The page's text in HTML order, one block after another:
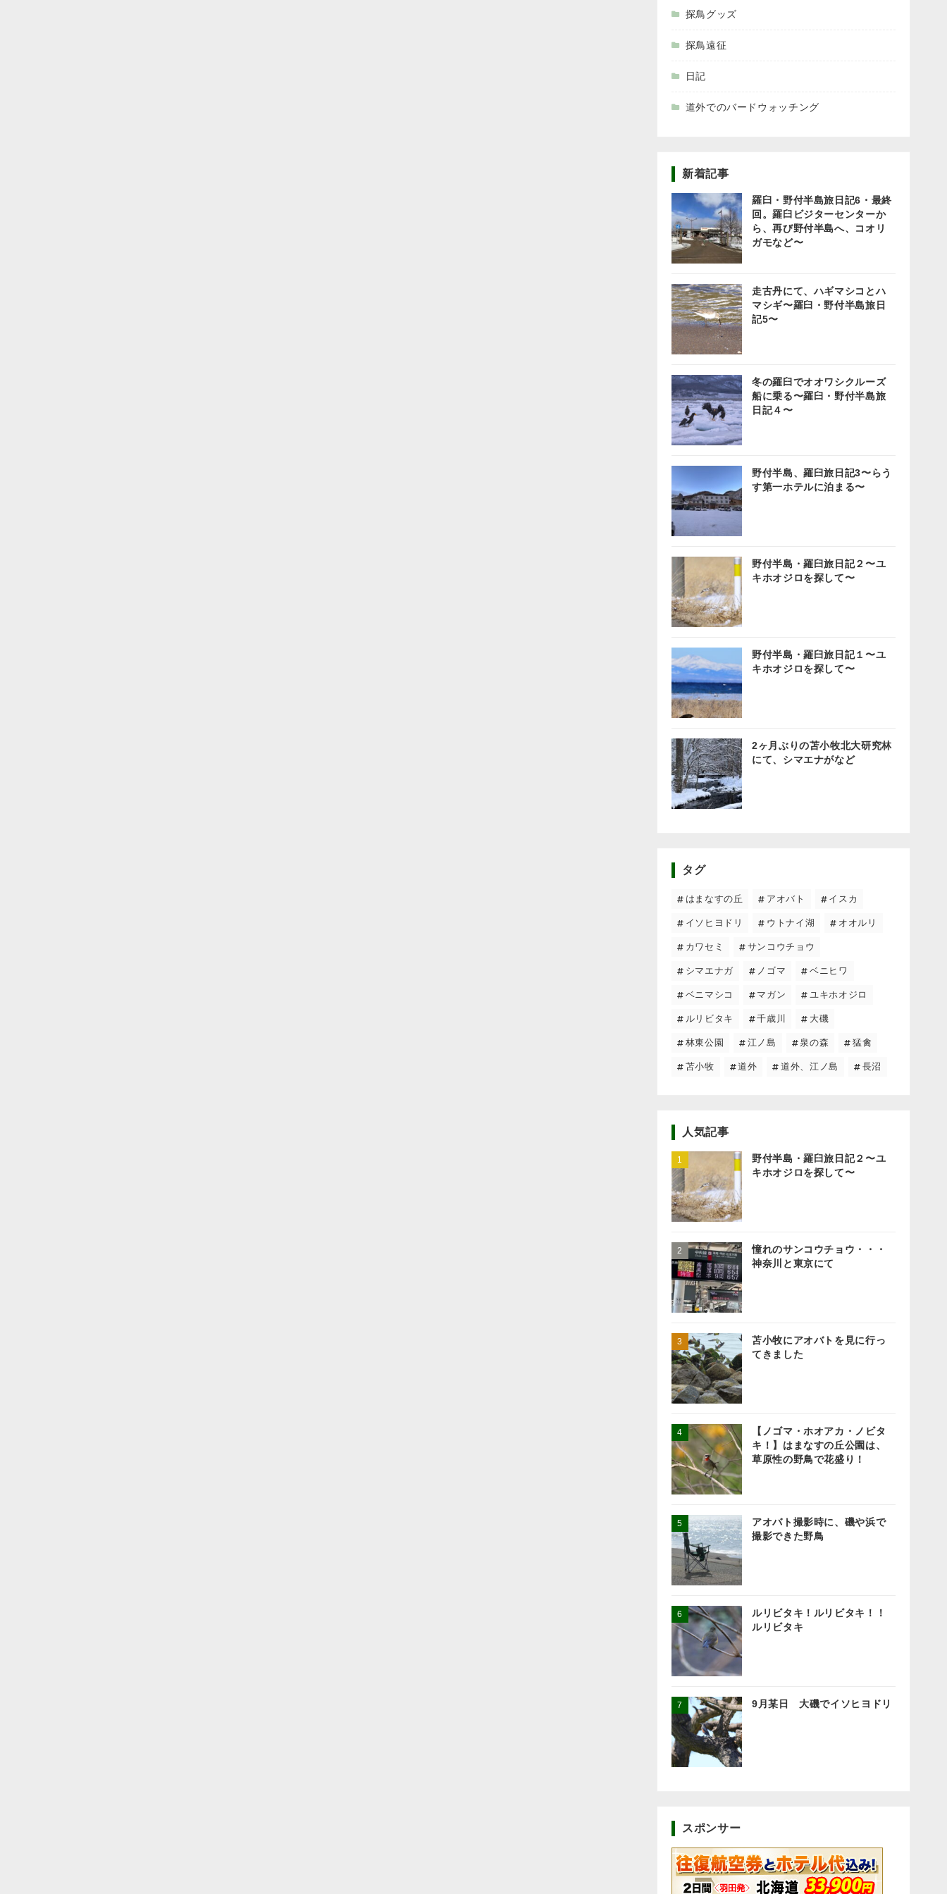
探鳥グッズ
探鳥遠征
日記
道外でのバードウォッチング
新着記事
羅臼・野付半島旅日記6・最終
回。羅臼ビジターセンターか
ら、再び野付半島へ、コオリ
ガモなど〜
走古丹にて、ハギマシコとハ
マシギ〜羅臼・野付半島旅日
記5〜
冬の羅臼でオオワシクルーズ
船に乗る〜羅臼・野付半島旅
日記４〜
野付半島、羅臼旅日記3〜らう
す第一ホテルに泊まる〜
野付半島・羅臼旅日記２〜ユ
キホオジロを探して〜
野付半島・羅臼旅日記１〜ユ
キホオジロを探して〜
2ヶ月ぶりの苫小牧北大研究林
にて、シマエナがなど
タグ
はまなすの丘 アオバト イスカ
イソヒヨドリ ウトナイ湖 オオルリ
カワセミ サンコウチョウ
シマエナガ ノゴマ ベニヒワ
ベニマシコ マガン ユキホオジロ
ルリビタキ 千歳川 大磯
林東公園 江ノ島 泉の森 猛禽
苫小牧 道外 道外、江ノ島 長沼
人気記事
野付半島・羅臼旅日記２〜ユ
キホオジロを探して〜
憧れのサンコウチョウ・・・
神奈川と東京にて
苫小牧にアオバトを見に行っ
てきました
【ノゴマ・ホオアカ・ノビタ
キ！】はまなすの丘公園は、
草原性の野鳥で花盛り！
アオバト撮影時に、磯や浜で
撮影できた野鳥
ルリビタキ！ルリビタキ！！
ルリビタキ
9月某日 大磯でイソヒヨドリ
スポンサー